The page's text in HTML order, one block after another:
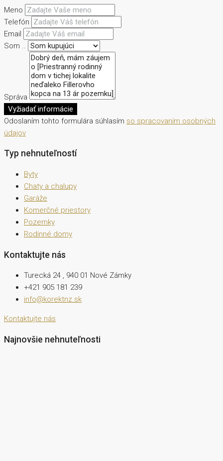
Meno
Telefón
Email
Som ..
Správa
Vyžiadať informácie
Odoslaním tohto formulára súhlasím so spracovaním osobných
údajov
Typ nehnuteľností
Byty
Chaty a chalupy
Garáže
Komerčné priestory
Pozemky
Rodinné domy
Kontaktujte nás
Turecká 24 , 940 01 Nové Zámky
+421 905 181 239
info@korektnz.sk
Kontaktujte nás
Najnovšie nehnuteľnosti